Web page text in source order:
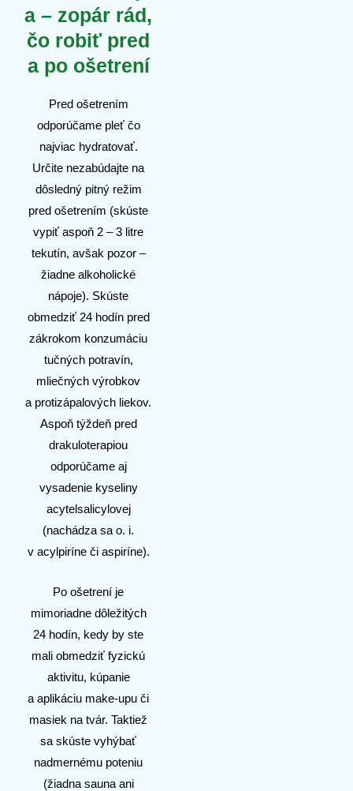
a – zopár rád,
čo robiť pred
a po ošetrení
Pred ošetrením
odporúčame pleť čo
najviac hydratovať.
Určite nezabúdajte na
dôsledný pitný režim
pred ošetrením (skúste
vypiť aspoň 2 – 3 litre
tekutín, avšak pozor –
žiadne alkoholické
nápoje). Skúste
obmedziť 24 hodín pred
zákrokom konzumáciu
tučných potravín,
mliečných výrobkov
a protizápalových liekov.
Aspoň týždeň pred
drakuloterapiou
odporúčame aj
vysadenie kyseliny
acytelsalicylovej
(nachádza sa o. i.
v acylpiríne či aspiríne).
Po ošetrení je
mimoriadne dôležitých
24 hodín, kedy by ste
mali obmedziť fyzickú
aktivitu, kúpanie
a aplikáciu make-upu či
masiek na tvár. Taktiež
sa skúste vyhýbať
nadmernému poteniu
(žiadna sauna ani